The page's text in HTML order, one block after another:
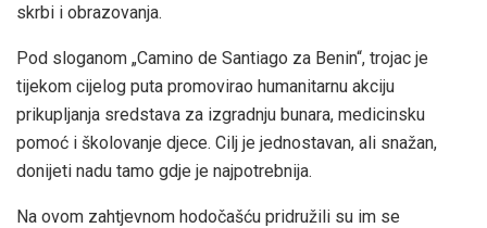
skrbi i obrazovanja.
Pod sloganom „Camino de Santiago za Benin“, trojac je
tijekom cijelog puta promovirao humanitarnu akciju
prikupljanja sredstava za izgradnju bunara, medicinsku
pomoć i školovanje djece. Cilj je jednostavan, ali snažan,
donijeti nadu tamo gdje je najpotrebnija.
Na ovom zahtjevnom hodočašću pridružili su im se